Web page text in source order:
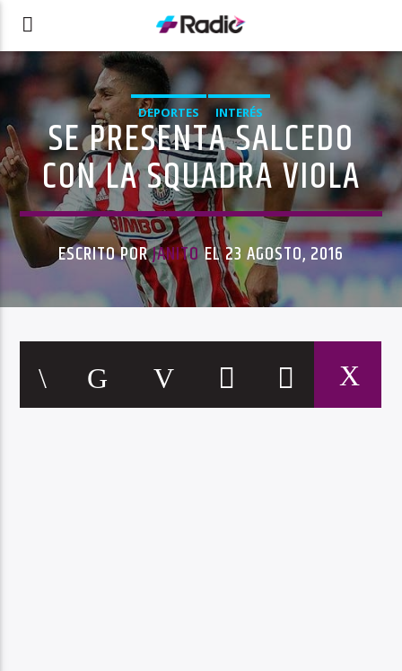
DEPORTES INTERÉS
SE PRESENTA SALCEDO
CON LA SQUADRA VIOLA
ESCRITO PORJANITOEL 23 AGOSTO, 2016